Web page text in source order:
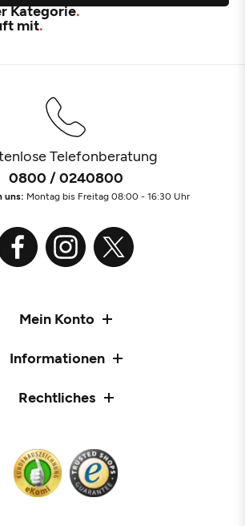
Kategorie
mit
Telefonberatung
0800 / 0240800
uns: Montag bis Freitag 08:00 - 16:30 Uhr
Mein Konto
Informationen
Rechtliches